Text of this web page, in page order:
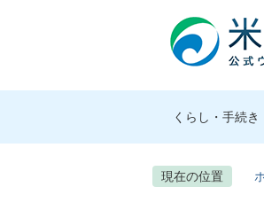
くらし・手続き
現在の位置